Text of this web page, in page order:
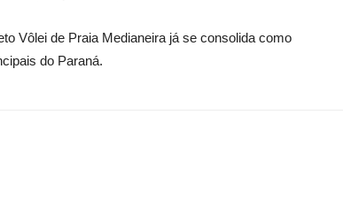
Vôlei de Praia Medianeira já se consolida como
do Paraná.